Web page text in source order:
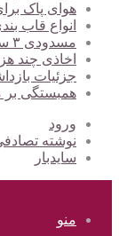
هوای پاک
انواع قاب
مسدودی ۳ سایت و حساب آژانس‌های متخلف فروش بلیت اربعین
اخاذی چند
جزئیات
همبستگی بر
ورود
نوشته
سایدبار
منو